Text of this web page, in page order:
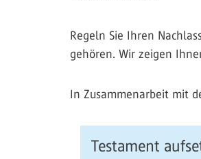
Regeln Sie Ihren
gehören. Wir zeigen
In Zusammenarbeit mit
Testament